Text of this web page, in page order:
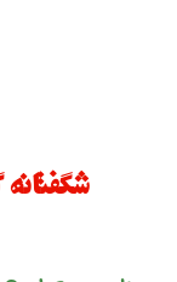
شگفتانه